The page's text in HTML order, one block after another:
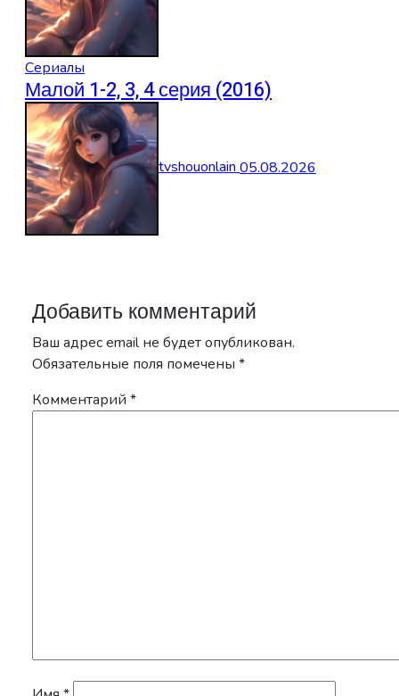
Сериалы
Малой 1-2, 3, 4 серия (2016)
tvshouonlain05.08.2026
Добавить комментарий
Ваш адрес email не будет опубликован.
Обязательные поля помечены *
Комментарий *